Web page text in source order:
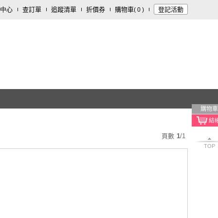
心 查訂單 追蹤清單 折價券 購物車( 0 ) 登記活動
購物車
TOP
頁數 1/1